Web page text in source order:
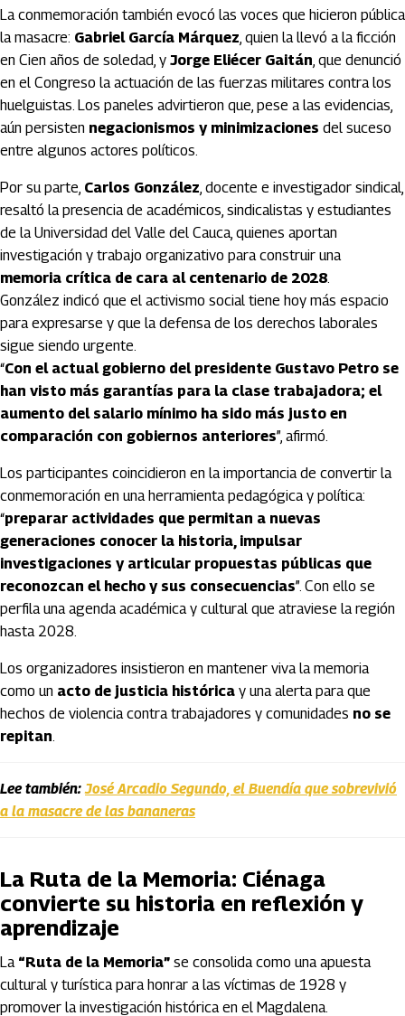
La conmemoración también evocó las voces que hicieron pública
la masacre: Gabriel García Márquez, quien la llevó a la ficción
en Cien años de soledad, y Jorge Eliécer Gaitán, que denunció
en el Congreso la actuación de las fuerzas militares contra los
huelguistas. Los paneles advirtieron que, pese a las evidencias,
aún persisten negacionismos y minimizaciones del suceso
entre algunos actores políticos.
Por su parte, Carlos González, docente e investigador sindical,
resaltó la presencia de académicos, sindicalistas y estudiantes
de la Universidad del Valle del Cauca, quienes aportan
investigación y trabajo organizativo para construir una
memoria crítica de cara al centenario de 2028.
González indicó que el activismo social tiene hoy más espacio
para expresarse y que la defensa de los derechos laborales
sigue siendo urgente.
“Con el actual gobierno del presidente Gustavo Petro se
han visto más garantías para la clase trabajadora; el
aumento del salario mínimo ha sido más justo en
comparación con gobiernos anteriores”, afirmó.
Los participantes coincidieron en la importancia de convertir la
conmemoración en una herramienta pedagógica y política:
“preparar actividades que permitan a nuevas
generaciones conocer la historia, impulsar
investigaciones y articular propuestas públicas que
reconozcan el hecho y sus consecuencias”. Con ello se
perfila una agenda académica y cultural que atraviese la región
hasta 2028.
Los organizadores insistieron en mantener viva la memoria
como un acto de justicia histórica y una alerta para que
hechos de violencia contra trabajadores y comunidades no se
repitan.
Lee también:José Arcadio Segundo, el Buendía que sobrevivió
a la masacre de las bananeras
La Ruta de la Memoria: Ciénaga
convierte su historia en reflexión y
aprendizaje
La “Ruta de la Memoria” se consolida como una apuesta
cultural y turística para honrar a las víctimas de 1928 y
promover la investigación histórica en el Magdalena.